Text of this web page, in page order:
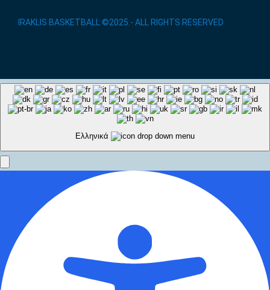
IRAKLIS BASKETBALL ©2025.- ALL RIGHTS RESERVED
Ελληνικά